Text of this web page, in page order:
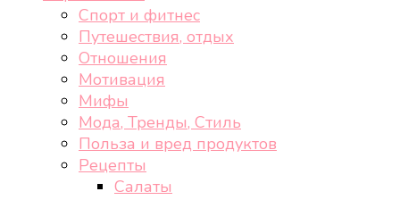
Спорт и фитнес
Путешествия, отдых
Отношения
Мотивация
Мифы
Мода, Тренды, Стиль
Польза и вред продуктов
Рецепты
Салаты